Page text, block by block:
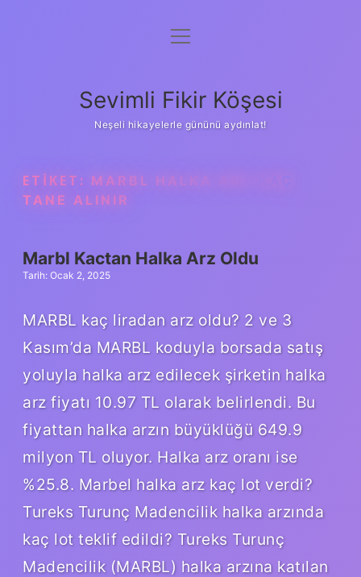
Anasayfa
Yasal Uyarı
menüyü
Sevimli Fikir Köşesi
Neşeli hikayelerle gününü aydınlat!
ETIKET: MARBL HALKA ARZ KAÇ
TANE ALINIR
Marbl Kactan Halka Arz Oldu
Tarih: Ocak 2, 2025
MARBL kaç liradan arz oldu? 2 ve 3
Kasım’da MARBL koduyla borsada satış
yoluyla halka arz edilecek şirketin halka
arz fiyatı 10.97 TL olarak belirlendi. Bu
fiyattan halka arzın büyüklüğü 649.9
milyon TL oluyor. Halka arz oranı ise
%25.8. Marbel halka arz kaç lot verdi?
Tureks Turunç Madencilik halka arzında
kaç lot teklif edildi? Tureks Turunç
Madencilik (MARBL) halka arzına katılan